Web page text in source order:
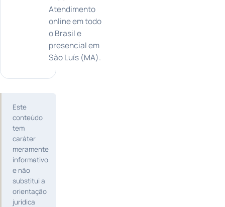
Atendimento
online em todo
o Brasil e
presencial em
São Luís (MA).
Este
conteúdo
tem
caráter
meramente
informativo
e não
substitui a
orientação
jurídica